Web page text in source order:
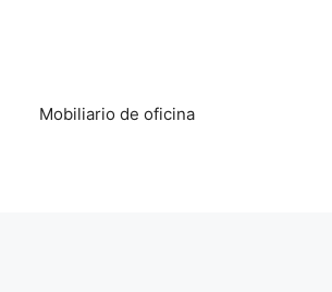
Mobiliario de oficina